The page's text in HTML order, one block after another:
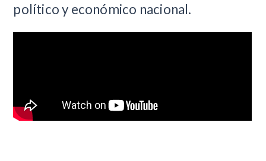
político y económico nacional.